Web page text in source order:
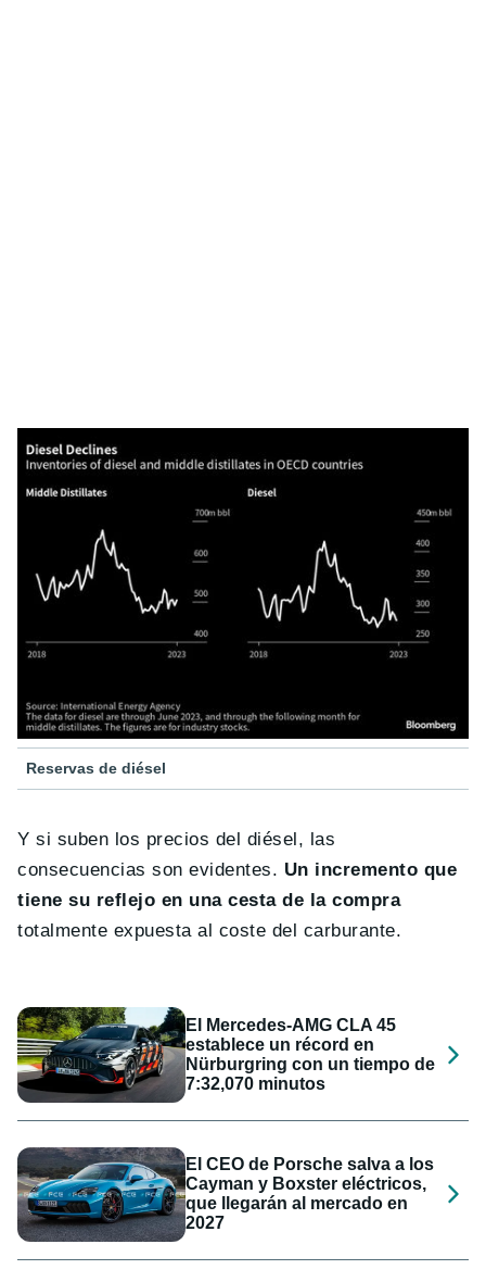
Reservas de diésel
Y si suben los precios del diésel, las
consecuencias son evidentes. Un incremento que
tiene su reflejo en una cesta de la compra
totalmente expuesta al coste del carburante.
El Mercedes-AMG CLA 45
establece un récord en
Nürburgring con un tiempo de
7:32,070 minutos
El CEO de Porsche salva a los
Cayman y Boxster eléctricos,
que llegarán al mercado en
2027